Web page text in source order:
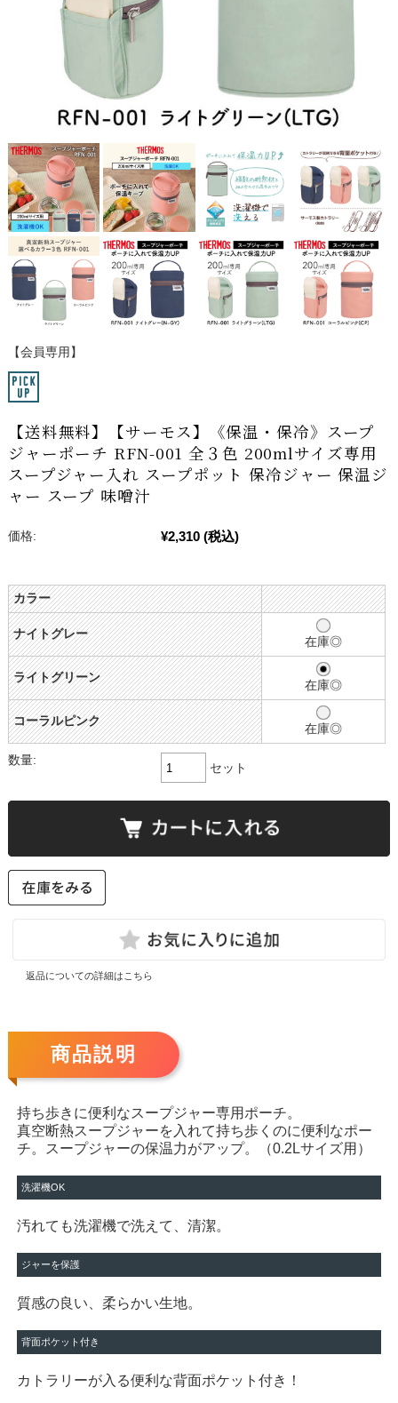
【会員専用】
【送料無料】【サーモス】《保温・保冷》スープ
ジャーポーチ RFN-001 全３色 200mlサイズ専用
スープジャー入れ スープポット 保冷ジャー 保温ジ
ャー スープ 味噌汁
価格: ¥2,310 (税込)
カラー
ナイトグレー
在庫◎
ライトグリーン
在庫◎
コーラルピンク
在庫◎
数量:
セット
返品についての詳細はこちら
商品説明
持ち歩きに便利なスープジャー専用ポーチ。
真空断熱スープジャーを入れて持ち歩くのに便利なポー
チ。スープジャーの保温力がアップ。（0.2Lサイズ用）
洗濯機OK
汚れても洗濯機で洗えて、清潔。
ジャーを保護
質感の良い、柔らかい生地。
背面ポケット付き
カトラリーが入る便利な背面ポケット付き！